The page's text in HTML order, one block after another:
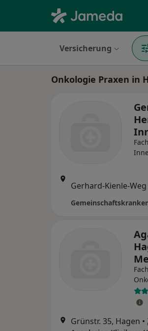
Versicherung
Onkologie Praxen in
Grünstr. 35, Hagen •